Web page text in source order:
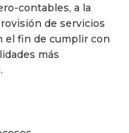
contables, a la
de servicios
el fin de cumplir con
más